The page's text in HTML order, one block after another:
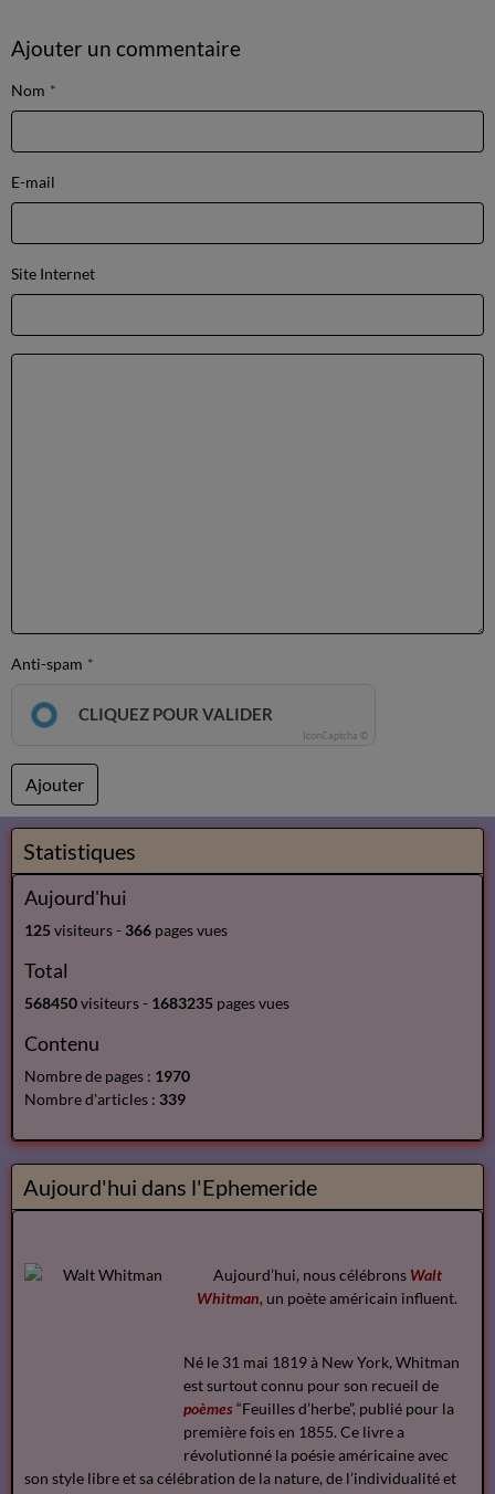
Ajouter un commentaire
Nom
E-mail
Site Internet
Anti-spam
CLIQUEZ POUR VALIDER
IconCaptcha ©
Ajouter
Statistiques
Aujourd'hui
125visiteurs - 366 pages vues
Total
568450visiteurs - 1683235 pages vues
Contenu
Nombre de pages : 1970
Nombre d'articles : 339
Aujourd'hui dans l'Ephemeride
Aujourd’hui, nous célébrons Walt
Whitman, un poète américain influent.
Né le 31 mai 1819 à New York, Whitman
est surtout connu pour son recueil de
poèmes “Feuilles d’herbe”, publié pour la
première fois en 1855. Ce livre a
révolutionné la poésie américaine avec
son style libre et sa célébration de la nature, de l’individualité et